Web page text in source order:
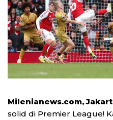
Milenianews.com,
solid di Premier League!